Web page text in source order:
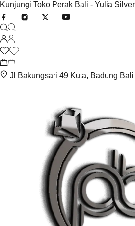
Kunjungi Toko Perak Bali - Yulia Silver
Jl Bakungsari 49 Kuta, Badung Bali